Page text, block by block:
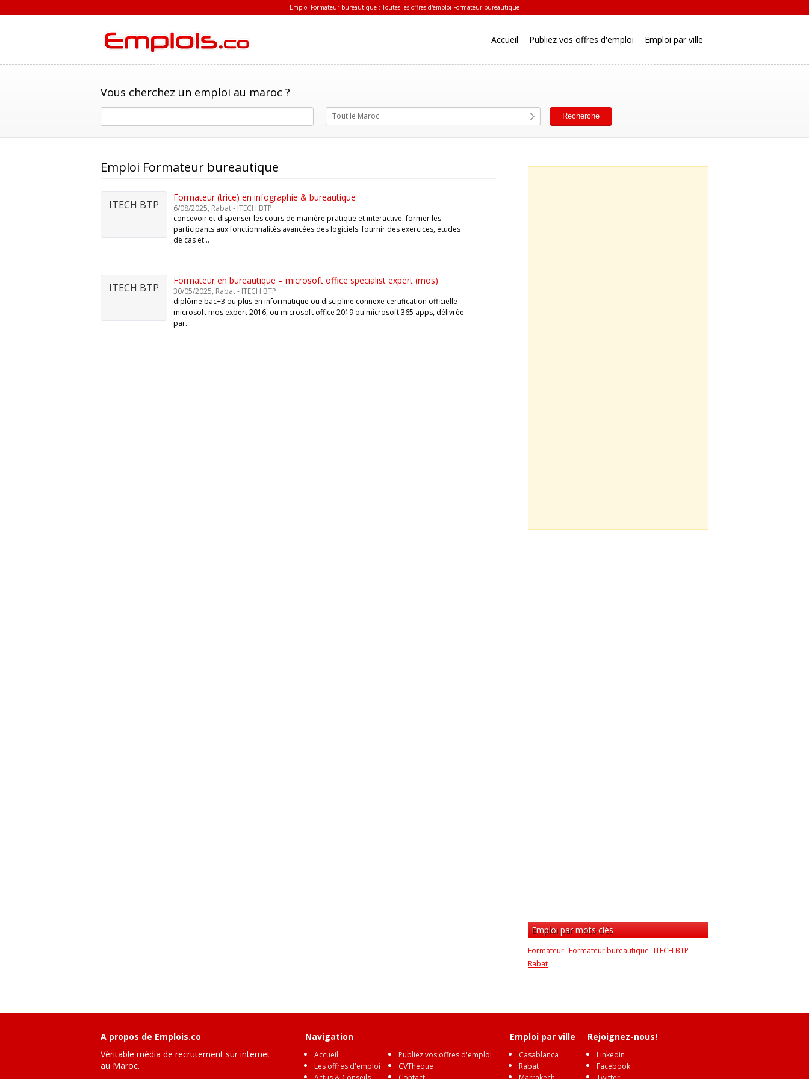
Emploi Formateur bureautique : Toutes les offres d'emploi Formateur bureautique
Accueil Publiez vos offres d'emploi Emploi par ville
Vous cherchez un emploi au maroc ?
Tout le Maroc
Emploi Formateur bureautique
ITECH BTP
Formateur (trice) en infographie & bureautique
6/08/2025, Rabat - ITECH BTP
concevoir et dispenser les cours de manière pratique et interactive. former les
participants aux fonctionnalités avancées des logiciels. fournir des exercices, études
de cas et…
ITECH BTP
Formateur en bureautique – microsoft office specialist expert (mos)
30/05/2025, Rabat - ITECH BTP
diplôme bac+3 ou plus en informatique ou discipline connexe certification officielle
microsoft mos expert 2016, ou microsoft office 2019 ou microsoft 365 apps, délivrée
par…
Emploi par mots clés
Formateur Formateur bureautique ITECH BTP
Rabat
A propos de Emplois.co
Véritable média de recrutement sur internet
au Maroc.
Navigation
Accueil
Les offres d'emploi
Publiez vos offres d'emploi
CVThèque
Emploi par ville
Casablanca
Rabat
Rejoignez-nous!
Linkedin
Facebook